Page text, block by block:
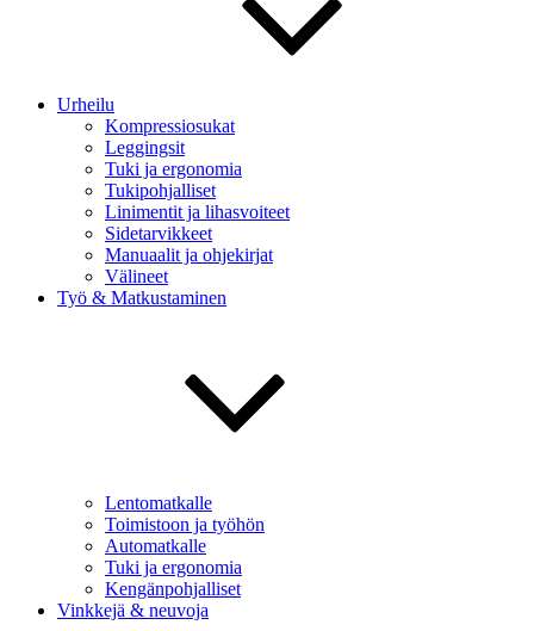
Urheilu
Kompressiosukat
Leggingsit
Tuki ja ergonomia
Tukipohjalliset
Linimentit ja lihasvoiteet
Sidetarvikkeet
Manuaalit ja ohjekirjat
Välineet
Työ & Matkustaminen
Lentomatkalle
Toimistoon ja työhön
Automatkalle
Tuki ja ergonomia
Kengänpohjalliset
Vinkkejä & neuvoja